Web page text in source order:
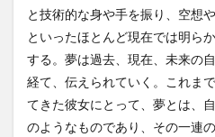
と技術的な身や手を振り、空想
といったほとんど現在では明ら
する。夢は過去、現在、未来の
経て、伝えられていく。これま
てきた彼女にとって、夢とは、
のようなものであり、その一連